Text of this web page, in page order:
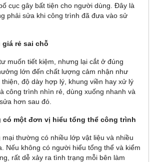
cục gây bất tiện cho người dùng. Đây là
phải sửa khi công trình đã đưa vào sử
giá rẻ sai chỗ
muốn tiết kiệm, nhưng lại cắt ở đúng
lớn đến chất lượng cảm nhận như
độ dày hợp lý, khung viền hay xử lý
công trình nhìn rẻ, dùng xuống nhanh và
hơn sau đó.
có một đơn vị hiểu tổng thể công trình
thường có nhiều lớp vật liệu và nhiều
Nếu không có người hiểu tổng thể và kiểm
rất dễ xảy ra tình trạng mỗi bên làm